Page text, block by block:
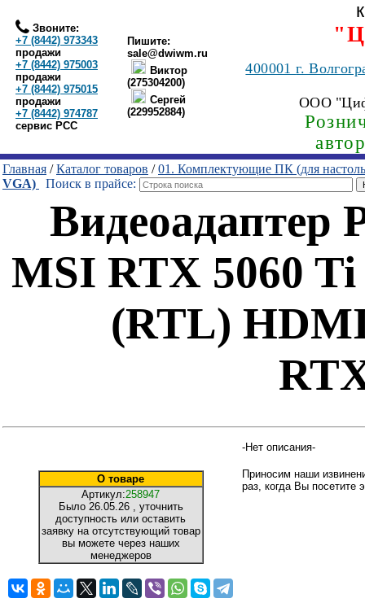
Звоните:
+7 (8442) 973343
продажи
+7 (8442) 975003
продажи
+7 (8442) 975015
продажи
+7 (8442) 974787
сервис РСС
Пишите:
sale@dwiwm.ru
Виктор
(275304200)
Сергей
(229952884)
400001г.
ООО
Главная /Каталог товаров /01. Комплектующие ПК (для
VGA)
Поиск в прайсе:
Видеоадаптер
MSI RTX 5060
(RTL)
О товаре
Артикул:258947
Было 26.05.26 , уточнить
доступность или оставить
заявку на отсутствующий товар
вы можете через наших
менеджеров
-Нет описания-
Приносим наши
раз, когда Вы посетите